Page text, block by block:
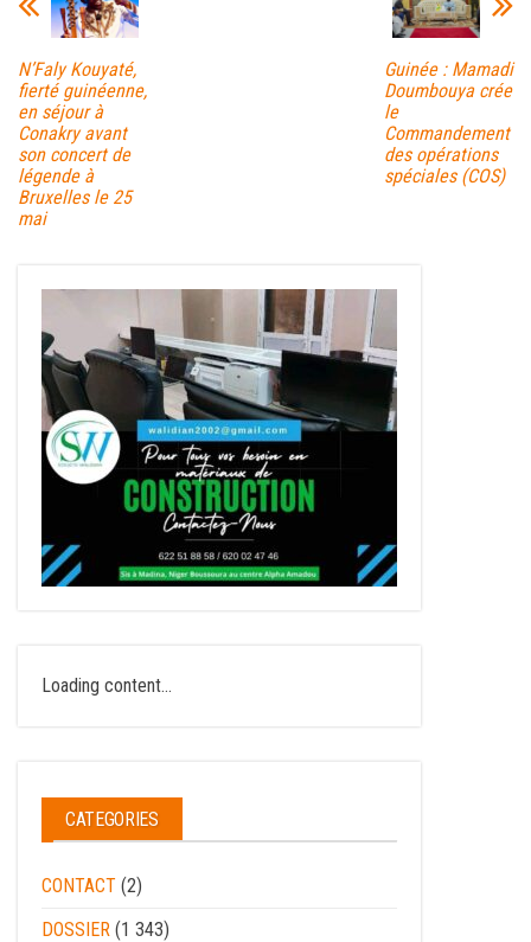
N’Faly Kouyaté,
fierté guinéenne,
en séjour à
Conakry avant
son concert de
légende à
Bruxelles le 25
mai
Guinée : Mamadi
Doumbouya crée
le
Commandement
des opérations
spéciales (COS)
Loading content...
CATEGORIES
CONTACT (2)
DOSSIER (1 343)